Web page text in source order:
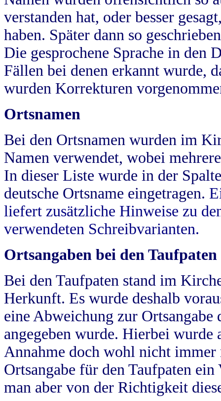
verstanden hat, oder besser
haben. Später dann so
Die gesprochene Sprache in
Fällen bei denen erkannt wurde,
wurden Korrekturen
Ortsnamen
Bei den Ortsnamen wurden im
Namen verwendet, wobei
In dieser Liste wurde in der
deutsche Ortsname eingetragen.
liefert zusätzliche Hinweise zu
verwendeten Schreibvarianten.
Ortsangaben bei den Taufpaten
Bei den Taufpaten stand im
Herkunft. Es wurde deshalb
eine Abweichung zur
angegeben wurde. Hierbei wurde
Annahme doch wohl nicht
Ortsangabe für den Taufpaten
man aber von der Richtigkeit